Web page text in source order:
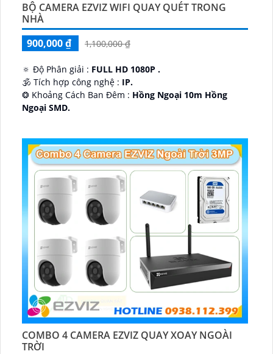
BỘ CAMERA EZVIZ WIFI QUAY QUÉT TRONG
NHÀ
900,000 ₫
1,100,000 ₫
🔅 Độ Phân giải : FULL HD 1080P .
🕉️ Tích hợp công nghệ : IP.
❂ Khoảng Cách Ban Đêm : Hồng Ngoại 10m Hồng
Ngoại SMD.
COMBO 4 CAMERA EZVIZ QUAY XOAY NGOÀI
TRỜI